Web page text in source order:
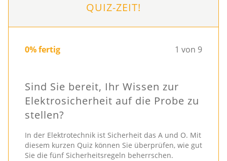
QUIZ-ZEIT!
0% fertig 1 von 9
Sind Sie bereit, Ihr Wissen zur
Elektrosicherheit auf die Probe zu
stellen?
In der Elektrotechnik ist Sicherheit das A und O. Mit
diesem kurzen Quiz können Sie überprüfen, wie gut
Sie die fünf Sicherheitsregeln beherrschen.